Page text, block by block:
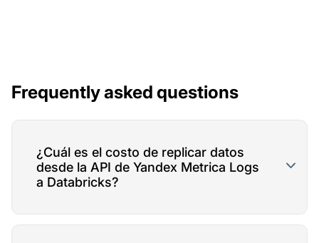
Frequently asked questions
¿Cuál es el costo de replicar datos
desde la API de Yandex Metrica Logs
a Databricks?